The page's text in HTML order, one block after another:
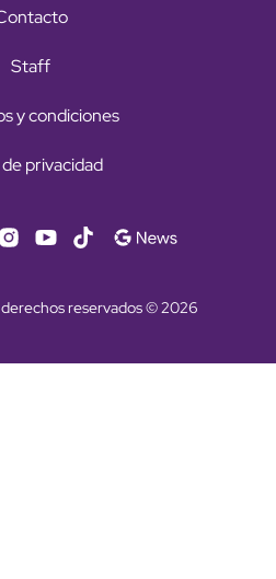
Staff
y condiciones
privacidad
reservados © 2026